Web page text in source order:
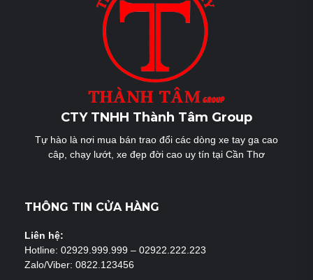
CTY TNHH Thành Tâm Group
Tự hào là nơi mua bán trao đổi các dòng xe tay ga cao
câp, chạy lướt, xe đẹp đời cao uy tín tại Cần Thơ
THÔNG TIN CỬA HÀNG
Liên hệ:
Hotline: 02929.999.999 – 02922.222.223
Zalo/Viber: 0822.123456